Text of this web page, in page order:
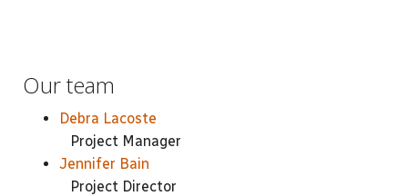
Our team
Debra Lacoste
Project Manager
Jennifer Bain
Project Director